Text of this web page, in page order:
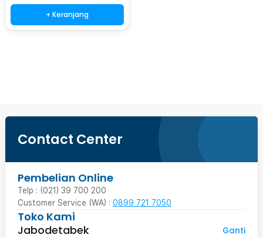
+ Keranjang
Contact Center
Pembelian Online
Telp : (021) 39 700 200
Customer Service (WA) : 0899 721 7050
Toko Kami
Jabodetabek
Ganti